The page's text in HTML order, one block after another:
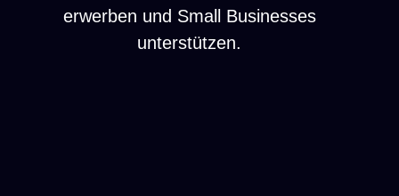
erwerben und Small Businesses
unterstützen.